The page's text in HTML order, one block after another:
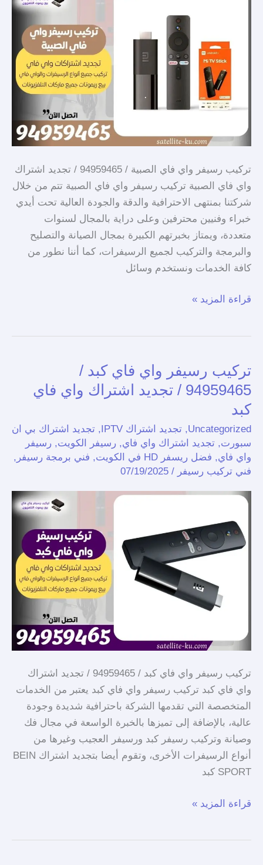
تركيب رسيفر واي فاي الصبية / 94959465 / تجديد اشتراك
واي فاي الصبية تركيب رسيفر واي فاي الصبية تتم من خلال
شركتنا بمنتهى الاحترافية والدقة والجودة العالية تحت أيدي
خبراء وفنيين محترفين وعلى دراية بالمجال لسنوات
متعددة، ويمتاز بخبرتهم الكبيرة بمجال الصيانة والتصليح
والبرمجة والتركيب لجميع الرسيفرات، كما أننا نطور من
كافة الخدمات ونستخدم وسائل
الصبية
قراءة المزيد »
تركيب رسيفر واي فاي كبد /
94959465 / تجديد اشتراك واي فاي
كبد
Uncategorized
, تجديد اشتراك IPTV , تجديد اشتراك بي ان
سبورت, تجديد اشتراك واي فاي, رسيفر الكويت, رسيفر
واي فاي, فضل ريسفر HD في الكويت , فني برمجة رسيفر ,
فني تركيب رسيفر /
07/19/2025
تركيب رسيفر واي فاي كبد / 94959465 / تجديد اشتراك
واي فاي كبد تركيب رسيفر واي فاي كبد يعتبر من الخدمات
المتخصصة التي تقدمها الشركة باحترافية شديدة وجودة
عالية، بالإضافة إلى تميزها بالخبرة الواسعة في مجال فك
وصيانة وتركيب رسيفر كبد ورسيفر العجيب وغيرها من
أنواع الرسيفرات الأخرى، وتقوم أيضا بتجديد اشتراك BEIN
SPORT كبد
تركيب
رسيفر
واي
فاي
كبد
94959465
تجديد
واي
فاي
قراءة المزيد »